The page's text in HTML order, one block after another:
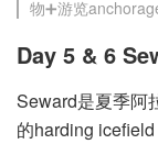
物➕游览
Day 5 & 6
Seward是夏季阿
的harding